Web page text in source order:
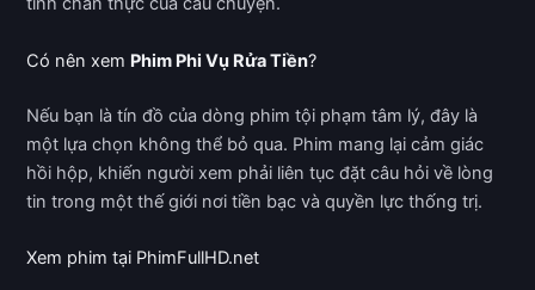
Có nên xem Phim Phi Vụ Rửa Tiền?
Nếu bạn là tín đồ của dòng phim tội phạm tâm lý, đây là
một lựa chọn không thể bỏ qua. Phim mang lại cảm giác
hồi hộp, khiến người xem phải liên tục đặt câu hỏi về lòng
tin trong một thế giới nơi tiền bạc và quyền lực thống trị.
Xem phim tại PhimFullHD.net